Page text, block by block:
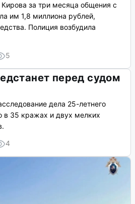
за три месяца общения с
им 1,8 миллиона рублей,
Полиция возбудила
5
перед судом
дела 25-летнего
в 35 кражах и двух мелких
4